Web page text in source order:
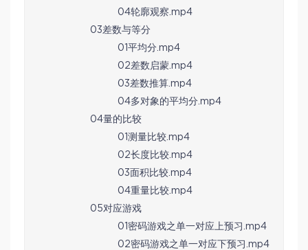
04轮廓观察.mp4
03差数与等分
01平均分.mp4
02差数启蒙.mp4
03差数推算.mp4
04多对象的平均分.mp4
04量的比较
01测量比较.mp4
02长度比较.mp4
03面积比较.mp4
04重量比较.mp4
05对应游戏
01密码游戏之单一对应上预习.mp4
02密码游戏之单一对应下预习.mp4